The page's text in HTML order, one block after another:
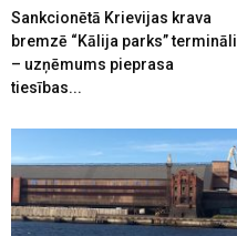
Sankcionētā Krievijas krava
bremzē “Kālija parks” termināli
– uzņēmums pieprasa
tiesības...